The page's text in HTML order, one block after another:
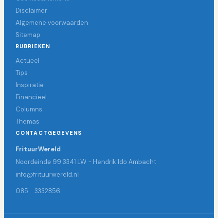
Disclaimer
Algemene voorwaarden
Sitemap
RUBRIEKEN
Actueel
Tips
Inspiratie
Financieel
Columns
Themas
CONTACTGEGEVENS
FrituurWereld
Noordeinde 99 3341 LW - Hendrik Ido Ambacht
info@frituurwereld.nl
085 - 3332856